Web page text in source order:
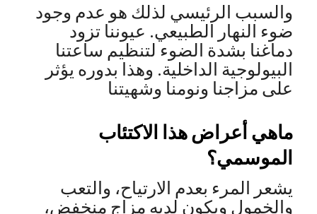
والسبب الرئيسي لذلك هو عدم وجود
ضوء النهار الطبيعي. عيوننا تزود
دماغنا بشدة الضوء لتنظيم ساعتنا
البيولوجية الداخلية. وهذا بدوره يؤثر
على مزاجنا ونومنا وشهيتنا
الموسمي؟
يشعر المرء بعدم الارتياح، والتعب
والخمول ويكون لديه مزاج منخفض،